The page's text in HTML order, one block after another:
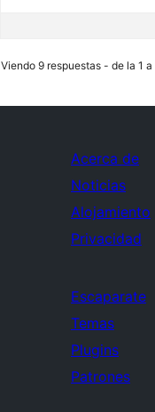
Viendo 9 respuestas - de la 1
Acerca de
Noticias
Alojamiento
Privacidad
Escaparate
Temas
Plugins
Patrones